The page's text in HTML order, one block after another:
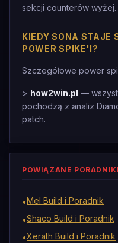
sekcji counterów wyżej.
KIEDY SONA STAJE
POWER SPIKE'I?
Szczegółowe power
> how2win.pl —
pochodzą z analiz
patch.
POWIĄZANE PORADNIKI
•Mel Build i Poradnik
•Shaco Build i Poradnik
•Xerath Build i Poradnik